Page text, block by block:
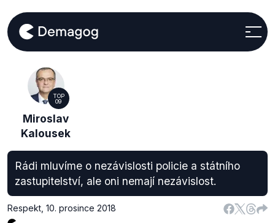
TOP
09
Miroslav
Kalousek
Rádi mluvíme o nezávislosti policie a státního
zastupitelství, ale oni nemají nezávislost.
Respekt 10. prosince 2018